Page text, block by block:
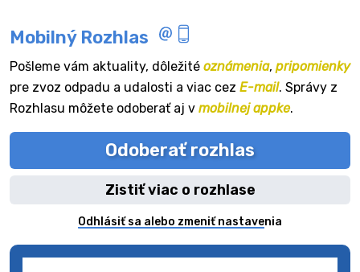
Mobilný Rozhlas
Pošleme vám aktuality, dôležité oznámenia, pripomienky
pre zvoz odpadu a udalosti a viac cez E-mail. Správy z
Rozhlasu môžete odoberať aj v mobilnej appke.
Odoberať rozhlas
Zistiť viac o rozhlase
Odhlásiť sa alebo zmeniť nastavenia